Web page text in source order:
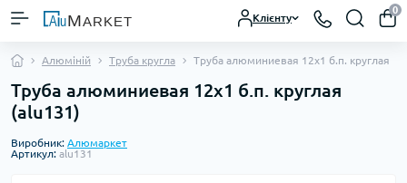
Клієнту
0
Алюміній Труба кругла Труба алюминиевая 12х1 б.п. круглая
Труба алюминиевая 12х1 б.п. круглая
(alu131)
Виробник: Алюмаркет
Артикул: alu131